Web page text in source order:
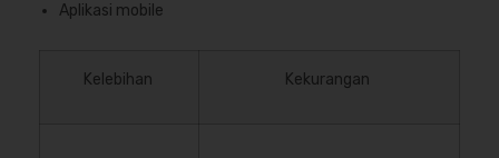
Aplikasi mobile
Kelebihan Kekurangan